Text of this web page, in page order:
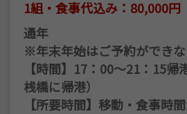
1組・食事代込み：80,000円
通年
※年末年始はご予約ができ
【時間】17：00〜21：15帰
桟橋に帰港）
【所要時間】移動・食事時